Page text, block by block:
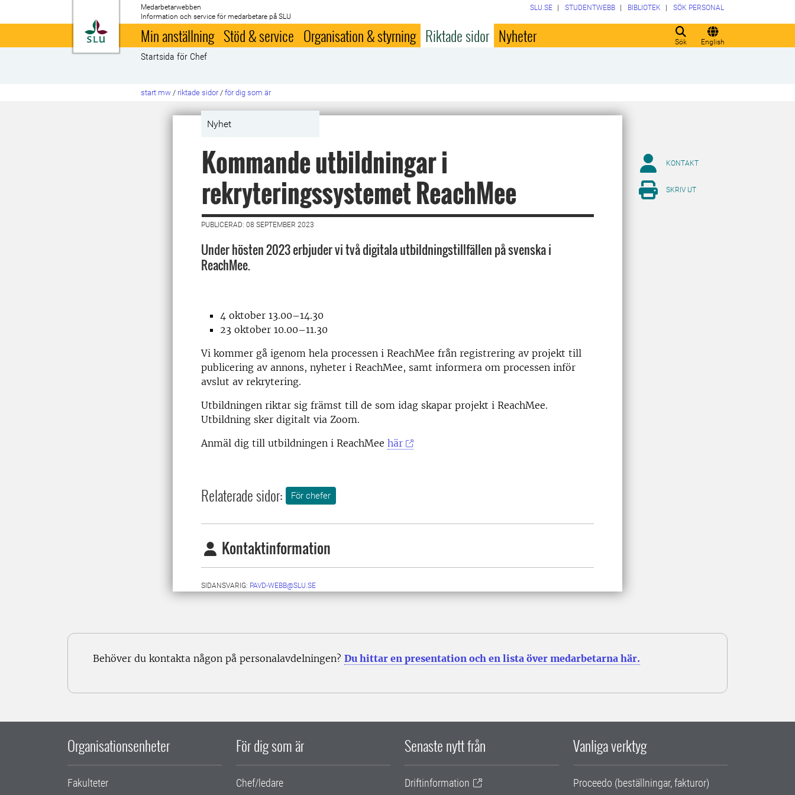
Till startsida
Medarbetarwebben
Information och service för medarbetare på SLU
Sök English
SLU.SE STUDENTWEBB BIBLIOTEK SÖK PERSONAL
Min anställning Stöd & service Organisation & styrning Riktade sidor Nyheter
Startsida för Chef
start mw / riktade sidor / för dig som är
Nyhet
Kommande utbildningar i
rekryteringssystemet ReachMee
PUBLICERAD: 08 SEPTEMBER 2023
Under hösten 2023 erbjuder vi två digitala utbildningstillfällen på svenska i
ReachMee.
4 oktober 13.00–14.30
23 oktober 10.00–11.30
Vi kommer gå igenom hela processen i ReachMee från registrering av projekt till
publicering av annons, nyheter i ReachMee, samt informera om processen inför
avslut av rekrytering.
Utbildningen riktar sig främst till de som idag skapar projekt i ReachMee.
Utbildning sker digitalt via Zoom.
Anmäl dig till utbildningen i ReachMee här
Relaterade sidor: För chefer
Kontaktinformation
SIDANSVARIG: PAVD-WEBB@SLU.SE
KONTAKT
SKRIV UT
Behöver du kontakta någon på personalavdelningen? Du hittar en presentation och en lista över medarbetarna här.
Organisationsenheter
Fakulteter
För dig som är
Chef/ledare
Senaste nytt från
Driftinformation
Vanliga verktyg
Proceedo (beställningar, fakturor)